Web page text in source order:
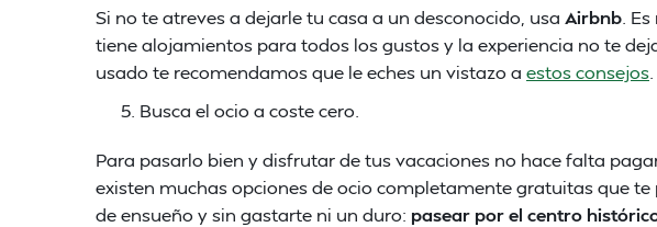
Si no te atreves a dejarle tu casa a un desconocido, usa Airbnb .
tiene alojamientos para todos los gustos y la experiencia no te
usado te recomendamos que le eches un vistazo a estos consejos
Busca el ocio a coste cero.
Para pasarlo bien y disfrutar de tus vacaciones no hace falta
existen muchas opciones de ocio completamente gratuitas que
de ensueño y sin gastarte ni un duro: pasear por el centro